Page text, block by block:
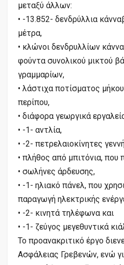
μεταξύ άλλων:
• -13.852- δενδρύλλια
μέτρα,
• κλώνοι δενδρυλλίων
φούντα συνολικού μικτού
γραμμαρίων,
• λάστιχα ποτίσματος
περίπου,
• διάφορα γεωργικά
• -1- αντλία,
• -2- πετρελαιοκίνητες
• πλήθος από μπιτόνια, που
• σωλήνες άρδευσης,
• -1- ηλιακό πάνελ, που
παραγωγή ηλεκτρικής
• -2- κινητά τηλέφωνα και
• -1- ζεύγος μεγεθυντικά
Το προανακριτικό έργο
Ασφάλειας Γρεβενών, ενώ